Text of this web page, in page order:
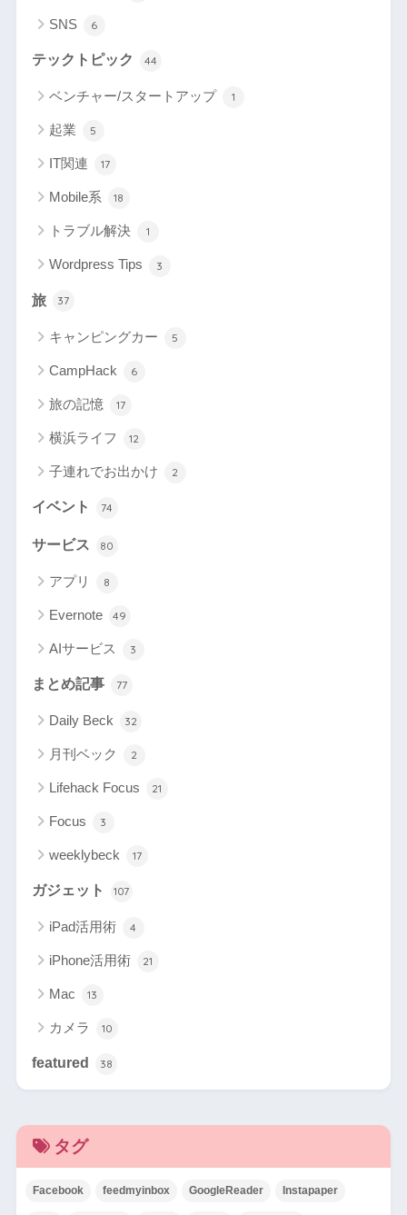
SNS 6
テックトピック 44
ベンチャー/スタートアップ 1
起業 5
IT関連 17
Mobile系 18
トラブル解決 1
Wordpress Tips 3
旅 37
キャンピングカー 5
CampHack 6
旅の記憶 17
横浜ライフ 12
子連れでお出かけ 2
イベント 74
サービス 80
アプリ 8
Evernote 49
AIサービス 3
まとめ記事 77
Daily Beck 32
月刊ベック 2
Lifehack Focus 21
Focus 3
weeklybeck 17
ガジェット 107
iPad活用術 4
iPhone活用術 21
Mac 13
カメラ 10
featured 38
タグ
Facebook feedmyinbox GoogleReader Instapaper